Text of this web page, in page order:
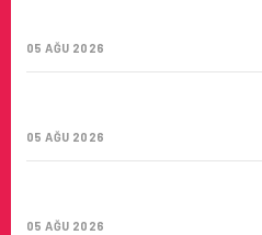
05 AĞU 2026
05 AĞU 2026
05 AĞU 2026